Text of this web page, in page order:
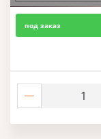
под заказ